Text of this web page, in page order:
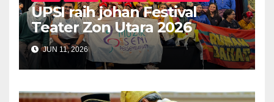
UPSI raih johan Festival
Teater Zon Utara 2026
JUN 11, 2026